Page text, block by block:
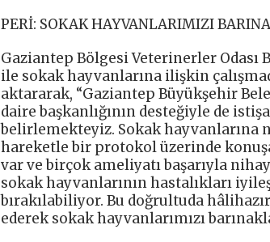
PERİ: SOKAK HAYVANLARIMIZI
Gaziantep Bölgesi Veterinerler Odası
ile sokak hayvanlarına ilişkin
aktararak, “Gaziantep Büyükşehir
daire başkanlığının desteğiyle de
belirlemekteyiz. Sokak hayvanlarına
hareketle bir protokol üzerinde
var ve birçok ameliyatı başarıyla
sokak hayvanlarının hastalıkları
bırakılabiliyor. Bu doğrultuda
ederek sokak hayvanlarımızı